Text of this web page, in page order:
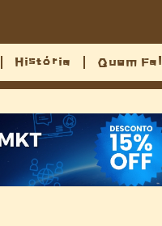
História Quem